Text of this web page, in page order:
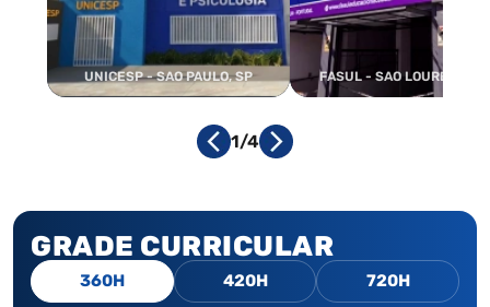
UNICESP - SAO PAULO, SP FASUL - SAO LOURENCO,
1/4
GRADE CURRICULAR
360H 420H 720H